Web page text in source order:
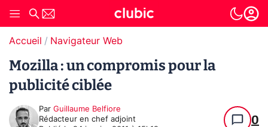
Accueil Navigateur Web
Mozilla : un compromis pour la
publicité ciblée
Par Guillaume Belfiore
Rédacteur en chef adjoint
0